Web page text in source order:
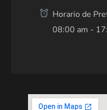
Horario de
08:00 am -